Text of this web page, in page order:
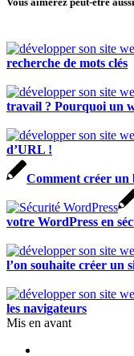
recherche de mots clés
travail ? Pourquoi un
d’URL !
Comment créer un
votre WordPress en
l’on souhaite créer un
les navigateurs
Mis en avant